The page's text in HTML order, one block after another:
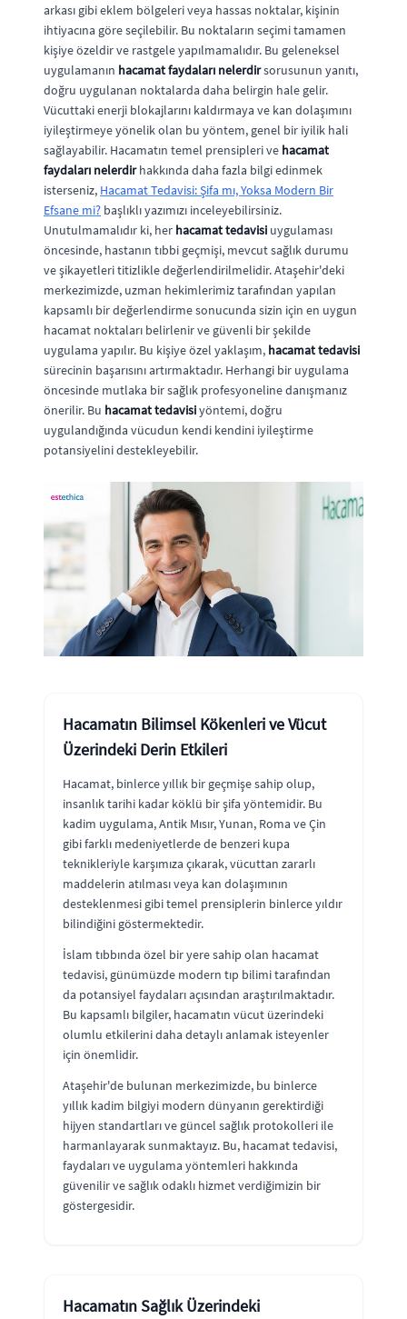
arkası gibi eklem bölgeleri veya hassas noktalar, kişinin
ihtiyacına göre seçilebilir. Bu noktaların seçimi tamamen
kişiye özeldir ve rastgele yapılmamalıdır. Bu geleneksel
uygulamanın hacamat faydaları nelerdirsorusunun yanıtı,
doğru uygulanan noktalarda daha belirgin hale gelir.
Vücuttaki enerji blokajlarını kaldırmaya ve kan dolaşımını
iyileştirmeye yönelik olan bu yöntem, genel bir iyilik hali
sağlayabilir. Hacamatın temel prensipleri ve hacamat
faydaları nelerdirhakkında daha fazla bilgi edinmek
isterseniz, Hacamat Tedavisi: Şifa mı, Yoksa Modern Bir
Efsane mi? başlıklı yazımızı inceleyebilirsiniz.
Unutulmamalıdır ki, her hacamat tedavisi uygulaması
öncesinde, hastanın tıbbi geçmişi, mevcut sağlık durumu
ve şikayetleri titizlikle değerlendirilmelidir. Ataşehir'deki
merkezimizde, uzman hekimlerimiz tarafından yapılan
kapsamlı bir değerlendirme sonucunda sizin için en uygun
hacamat noktaları belirlenir ve güvenli bir şekilde
uygulama yapılır. Bu kişiye özel yaklaşım, hacamat tedavisi
sürecinin başarısını artırmaktadır. Herhangi bir uygulama
öncesinde mutlaka bir sağlık profesyoneline danışmanız
önerilir. Bu hacamat tedavisiyöntemi, doğru
uygulandığında vücudun kendi kendini iyileştirme
potansiyelini destekleyebilir.
Hacamatın Bilimsel Kökenleri ve Vücut
Üzerindeki Derin Etkileri
Hacamat, binlerce yıllık bir geçmişe sahip olup,
insanlık tarihi kadar köklü bir şifa yöntemidir. Bu
kadim uygulama, Antik Mısır, Yunan, Roma ve Çin
gibi farklı medeniyetlerde de benzeri kupa
teknikleriyle karşımıza çıkarak, vücuttan zararlı
maddelerin atılması veya kan dolaşımının
desteklenmesi gibi temel prensiplerin binlerce yıldır
bilindiğini göstermektedir.
İslam tıbbında özel bir yere sahip olan hacamat
tedavisi, günümüzde modern tıp bilimi tarafından
da potansiyel faydaları açısından araştırılmaktadır.
Bu kapsamlı bilgiler, hacamatın vücut üzerindeki
olumlu etkilerini daha detaylı anlamak isteyenler
için önemlidir.
Ataşehir'de bulunan merkezimizde, bu binlerce
yıllık kadim bilgiyi modern dünyanın gerektirdiği
hijyen standartları ve güncel sağlık protokolleri ile
harmanlayarak sunmaktayız. Bu, hacamat tedavisi,
faydaları ve uygulama yöntemleri hakkında
güvenilir ve sağlık odaklı hizmet verdiğimizin bir
göstergesidir.
Hacamatın Sağlık Üzerindeki